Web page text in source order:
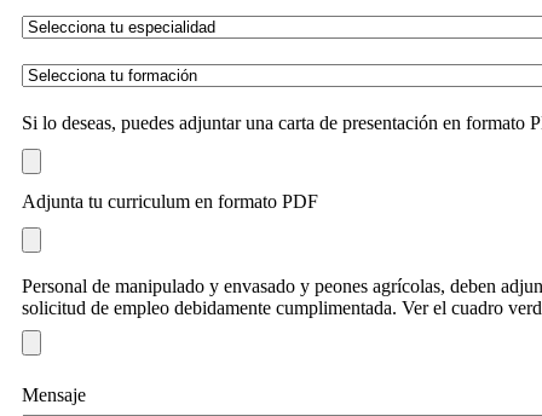
Si lo deseas, puedes adjuntar una carta de presentación en formato
Adjunta tu curriculum en formato PDF
Personal de manipulado y envasado y peones agrícolas, deben
solicitud de empleo debidamente cumplimentada. Ver el cuadro
Mensaje